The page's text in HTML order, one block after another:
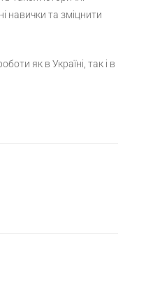
навички та зміцнити
як в Україні, так і в